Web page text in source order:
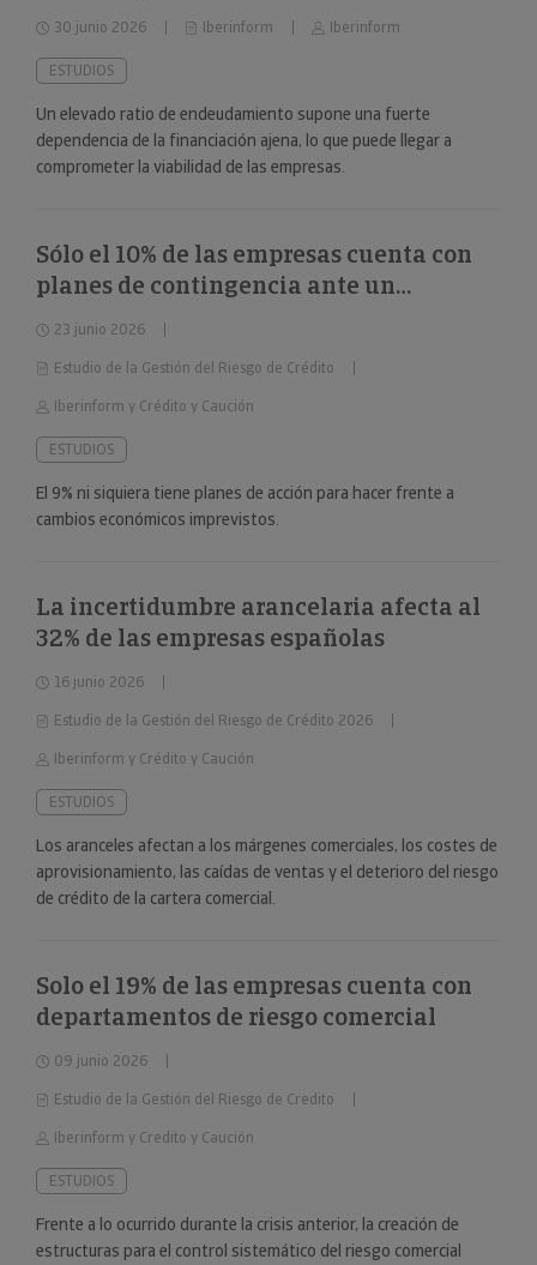
30 junio 2026 Iberinform Iberinform
ESTUDIOS
Un elevado ratio de endeudamiento supone una fuerte
dependencia de la financiación ajena, lo que puede llegar a
comprometer la viabilidad de las empresas.
Sólo el 10% de las empresas cuenta con
planes de contingencia ante un
deterioro repentino de la situación
económica
23 junio 2026
Estudio de la Gestión del Riesgo de Crédito
Iberinform y Crédito y Caución
ESTUDIOS
El 9% ni siquiera tiene planes de acción para hacer frente a
cambios económicos imprevistos.
La incertidumbre arancelaria afecta al
32% de las empresas españolas
16 junio 2026
Estudio de la Gestión del Riesgo de Crédito 2026
Iberinform y Crédito y Caución
ESTUDIOS
Los aranceles afectan a los márgenes comerciales, los costes de
aprovisionamiento, las caídas de ventas y el deterioro del riesgo
de crédito de la cartera comercial.
Solo el 19% de las empresas cuenta con
departamentos de riesgo comercial
09 junio 2026
Estudio de la Gestión del Riesgo de Credito
Iberinform y Credito y Caución
ESTUDIOS
Frente a lo ocurrido durante la crisis anterior, la creación de
estructuras para el control sistemático del riesgo comercial